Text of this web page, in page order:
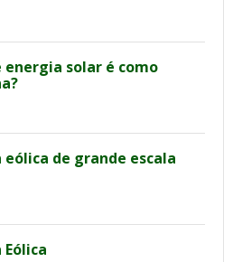
energia solar é como
eólica de grande escala
Eólica